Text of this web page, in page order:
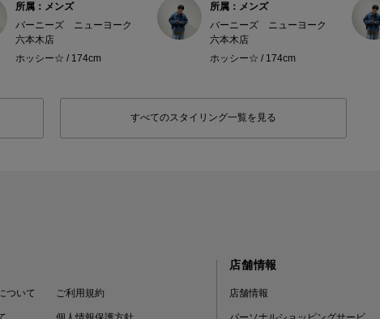
所属：メンズ
バーニーズ ニューヨーク
六本木店
ホッシー☆ / 174cm
所属：メンズ
バーニーズ ニューヨーク
六本木店
ホッシー☆ / 174cm
すべてのスタイリング一覧を見る
ついて ご利用規約
店舗情報
店舗情報